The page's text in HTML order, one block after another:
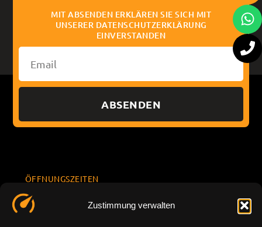
Zustimmung verwalten
MIT ABSENDEN ERKLÄREN SIE SICH MIT
UNSERER DATENSCHUTZERKLÄRUNG
EINVERSTANDEN
ABSENDEN
ÖFFNUNGSZEITEN
INFORMATION